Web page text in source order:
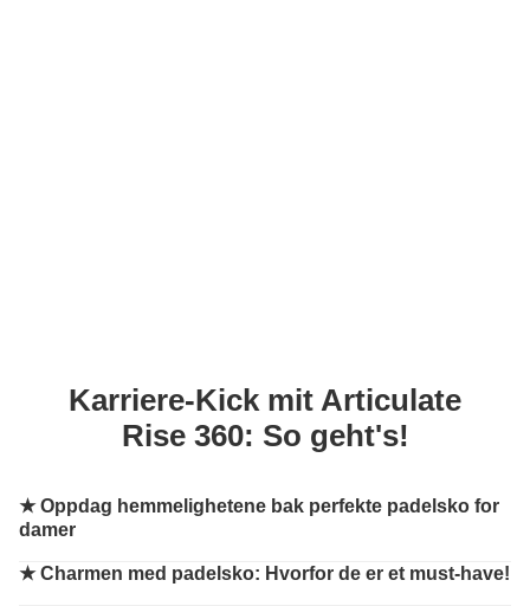
Karriere-Kick mit Articulate
Rise 360: So geht's!
★Oppdag hemmelighetene bak perfekte padelsko for
damer
★Charmen med padelsko: Hvorfor de er et must-have!